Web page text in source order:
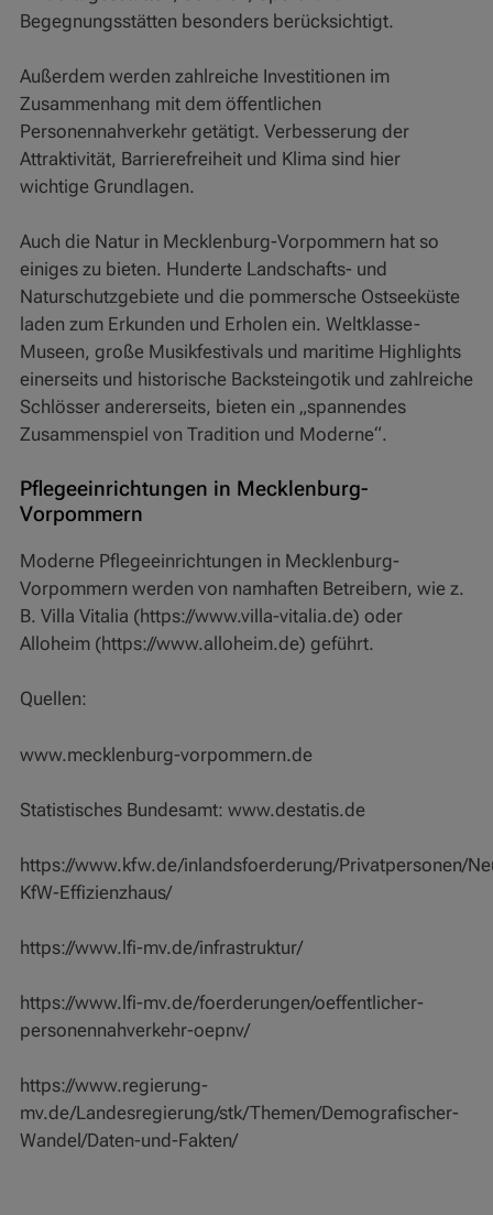
Begegnungsstätten besonders berücksichtigt.
Außerdem werden zahlreiche Investitionen im
Zusammenhang mit dem öffentlichen
Personennahverkehr getätigt. Verbesserung der
Attraktivität, Barrierefreiheit und Klima sind hier
wichtige Grundlagen.
Auch die Natur in Mecklenburg-Vorpommern hat so
einiges zu bieten. Hunderte Landschafts- und
Naturschutzgebiete und die pommersche Ostseeküste
laden zum Erkunden und Erholen ein. Weltklasse-
Museen, große Musikfestivals und maritime Highlights
einerseits und historische Backsteingotik und zahlreiche
Schlösser andererseits, bieten ein „spannendes
Zusammenspiel von Tradition und Moderne“.
Pflegeeinrichtungen in Mecklenburg-
Vorpommern
Moderne Pflegeeinrichtungen in Mecklenburg-
Vorpommern werden von namhaften Betreibern, wie z.
B. Villa Vitalia (https://www.villa-vitalia.de) oder
Alloheim (https://www.alloheim.de) geführt.
Quellen:
www.mecklenburg-vorpommern.de
Statistisches Bundesamt: www.destatis.de
https://www.kfw.de/inlandsfoerderung/Privatpersonen/
KfW-Effizienzhaus/
https://www.lfi-mv.de/infrastruktur/
https://www.lfi-mv.de/foerderungen/oeffentlicher-
personennahverkehr-oepnv/
https://www.regierung-
mv.de/Landesregierung/stk/Themen/Demografischer-
Wandel/Daten-und-Fakten/